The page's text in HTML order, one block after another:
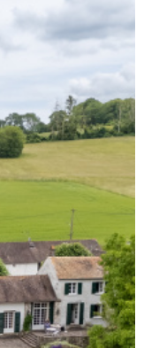
NOS
GESTION
NOTRE
CONTACT